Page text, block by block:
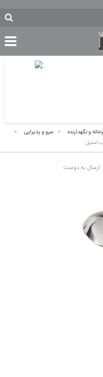
و نگهدارنده > سرو و پذیرایی
>
استیل
ارسال به دوست